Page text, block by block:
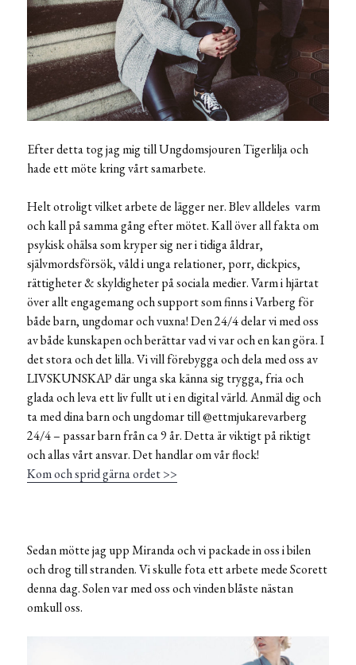
Efter detta tog jag mig till Ungdomsjouren Tigerlilja och
hade ett möte kring vårt samarbete.
Helt otroligt vilket arbete de lägger ner. Blev alldeles varm
och kall på samma gång efter mötet. Kall över all fakta om
psykisk ohälsa som kryper sig ner i tidiga åldrar,
självmordsförsök, våld i unga relationer, porr, dickpics,
rättigheter & skyldigheter på sociala medier. Varm i hjärtat
över allt engagemang och support som finns i Varberg för
både barn, ungdomar och vuxna! Den 24/4 delar vi med oss
av både kunskapen och berättar vad vi var och en kan göra. I
det stora och det lilla. Vi vill förebygga och dela med oss av
LIVSKUNSKAP där unga ska känna sig trygga, fria och
glada och leva ett liv fullt ut i en digital värld. Anmäl dig och
ta med dina barn och ungdomar till @ettmjukarevarberg
24/4 – passar barn från ca 9 år. Detta är viktigt på riktigt
och allas vårt ansvar. Det handlar om vår flock!
Kom och sprid gärna ordet >>
Sedan mötte jag upp Miranda och vi packade in oss i bilen
och drog till stranden. Vi skulle fota ett arbete mede Scorett
denna dag. Solen var med oss och vinden blåste nästan
omkull oss.